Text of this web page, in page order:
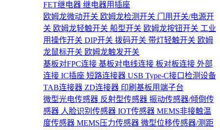
FET继电器 继电器用插座
欧姆龙微动开关 欧姆龙检测开关 门用开关/电源开
关 欧姆龙轻触开关 船型开关 欧姆龙按钮开关 工业
用操作开关 DIP开关 拨码开关 带灯轻触开关 欧姆
龙鼠标开关 欧姆龙触发开关
基板对FPC连接 基板对电线连接 板对板连接 外部
连接 IC插座 短路连接器 USB Type-C接口检测设备
TAB连接器 ZD连接器 印刷基板用端子台
微型光电传感器 反射型传感器 振动传感器/倾倒传
感器 人脸识别传感器 IOT传感器 MEMS非接触温
度传感器 MEMS压力传感器 微型位移传感器/测距